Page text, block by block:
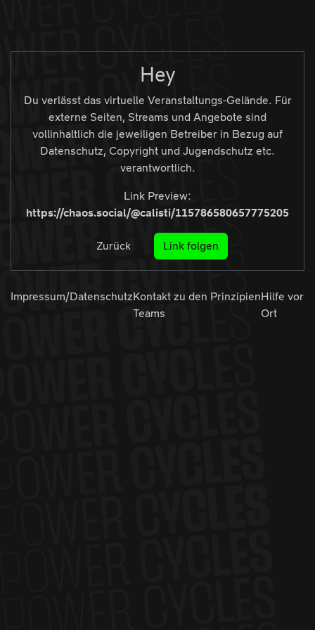
Hey
Du verlässt das virtuelle Veranstaltungs-Gelände. Für
externe Seiten, Streams und Angebote sind
vollinhaltlich die jeweiligen Betreiber in Bezug auf
Datenschutz, Copyright und Jugendschutz etc.
verantwortlich.
Link Preview:
https://chaos.social/@calisti/115786580657775205
Zurück Link folgen
Impressum/DatenschutzKontakt zu den
Teams
PrinzipienHilfe vor
Ort